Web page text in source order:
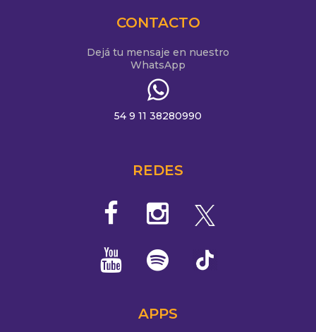
CONTACTO
Dejá tu mensaje en nuestro
WhatsApp
54 9 11 38280990
REDES
APPS